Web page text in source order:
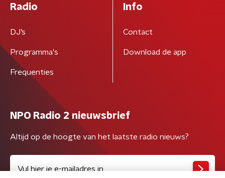
Radio
DJ’s
Programma's
Frequenties
Info
Contact
Download de app
NPO Radio 2 nieuwsbrief
Altijd op de hoogte van het laatste radio nieuws?